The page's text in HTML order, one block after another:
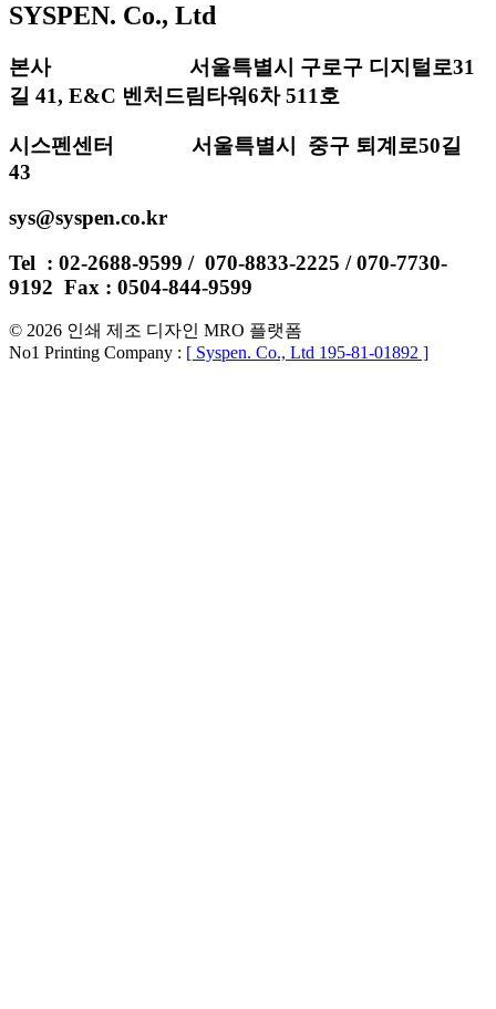
SYSPEN. Co., Ltd
본사 서울특별시 구로구 디지털로31
길 41, E&C 벤처드림타워6차 511호
시스펜센터 서울특별시 중구 퇴계로50길
43
sys@syspen.co.kr
Tel : 02-2688-9599 / 070-8833-2225 / 070-7730-
9192 Fax : 0504-844-9599
© 2026 인쇄 제조 디자인 MRO 플랫폼
No1 Printing Company : [ Syspen. Co., Ltd 195-81-01892 ]